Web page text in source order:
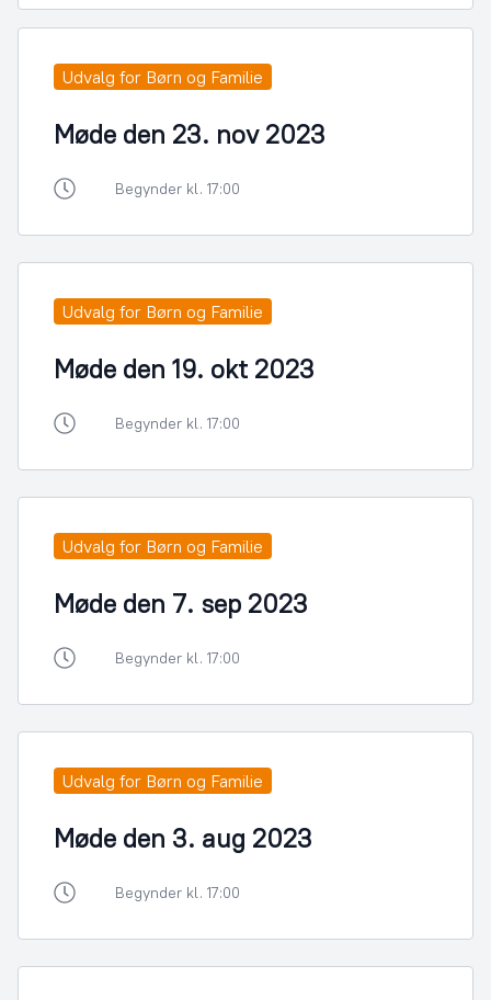
Udvalg for Børn og Familie
Møde den 23. nov 2023
Begynder kl. 17:00
Udvalg for Børn og Familie
Møde den 19. okt 2023
Begynder kl. 17:00
Udvalg for Børn og Familie
Møde den 7. sep 2023
Begynder kl. 17:00
Udvalg for Børn og Familie
Møde den 3. aug 2023
Begynder kl. 17:00